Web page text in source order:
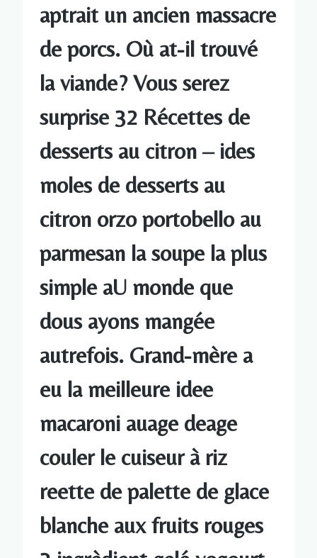
aptrait un ancien massacre
de porcs. Où at-il trouvé
la viande? Vous serez
surprise 32 Récettes de
desserts au citron – ides
moles de desserts au
citron orzo portobello au
parmesan la soupe la plus
simple aU monde que
dous ayons mangée
autrefois. Grand-mère a
eu la meilleure idee
macaroni auage deage
couler le cuiseur à riz
reette de palette de glace
blanche aux fruits rouges